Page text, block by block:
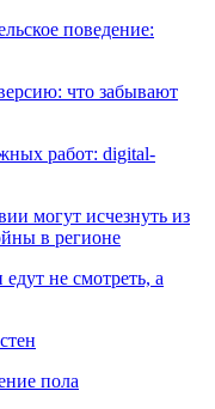
поведение:
что забывают
работ: digital-
могут исчезнуть из
в регионе
не смотреть, а
пола